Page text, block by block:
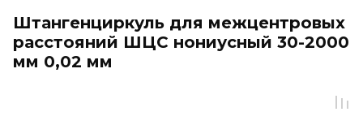
Штангенциркуль для межцентровых
расстояний ШЦС нониусный 30-2000
мм 0,02 мм